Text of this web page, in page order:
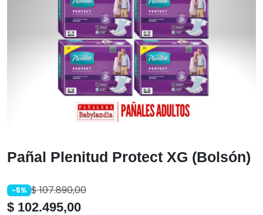
Pañal Plenitud Protect XG (Bolsón)
-5% $107.890,00
$ 102.495,00